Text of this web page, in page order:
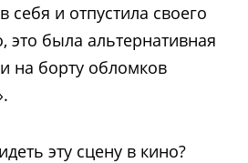
и отпустила своего
это была альтернативная
на борту обломков
эту сцену в кино?